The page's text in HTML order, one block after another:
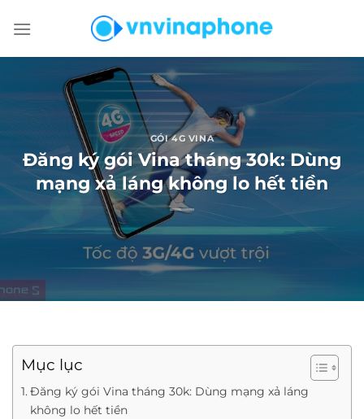
đến
GÓI 4G VINA
Đăng ký gói Vina tháng 30k: Dùng
mạng xả láng không lo hết tiền
Mục lục
Đăng ký gói Vina tháng 30k: Dùng mạng xả láng
không lo hết tiền